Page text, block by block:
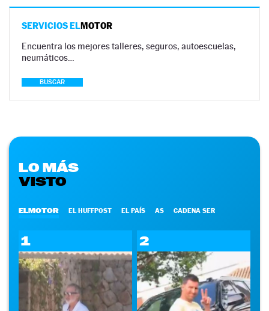
SERVICIOS ELMOTOR
Encuentra los mejores talleres, seguros, autoescuelas,
neumáticos…
BUSCAR
LO MÁS
VISTO
ELMOTOR EL HUFFPOST EL PAÍS AS CADENA SER
1 2